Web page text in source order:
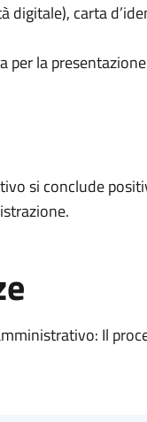
digitale), carta
la
si conclude
Il